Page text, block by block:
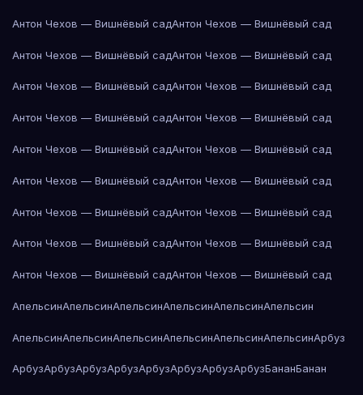
Антон Чехов — Вишнёвый садАнтон Чехов — Вишнёвый сад
Антон Чехов — Вишнёвый садАнтон Чехов — Вишнёвый сад
Антон Чехов — Вишнёвый садАнтон Чехов — Вишнёвый сад
Антон Чехов — Вишнёвый садАнтон Чехов — Вишнёвый сад
Антон Чехов — Вишнёвый садАнтон Чехов — Вишнёвый сад
Антон Чехов — Вишнёвый садАнтон Чехов — Вишнёвый сад
Антон Чехов — Вишнёвый садАнтон Чехов — Вишнёвый сад
Антон Чехов — Вишнёвый садАнтон Чехов — Вишнёвый сад
Антон Чехов — Вишнёвый садАнтон Чехов — Вишнёвый сад
АпельсинАпельсинАпельсинАпельсинАпельсинАпельсин
АпельсинАпельсинАпельсинАпельсинАпельсинАпельсинАрбуз
АрбузАрбузАрбузАрбузАрбузАрбузАрбузАрбузБананБанан